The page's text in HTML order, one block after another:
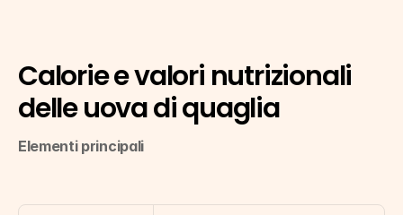
Calorie e valori nutrizionali
delle uova di quaglia
Elementi principali